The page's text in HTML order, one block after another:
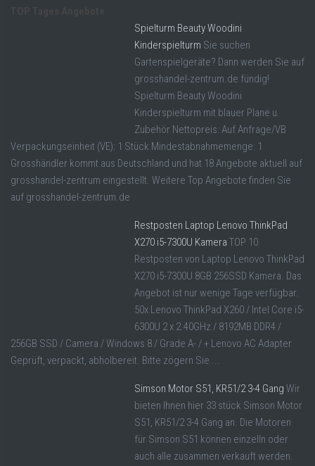
Spielturm Beauty Woodini
Kinderspielturm Sie suchen
Gartenspielgeräte? Dann werden Sie auf
grosshandel-zentrum.de fündig!
Spielturm Beauty Woodini
Kinderspielturm mit blauer Plane u.
Zubehör Nettopreis: Auf Anfrage/VB
Verpackungseinheit (VE): 1 Stück Mindestabnahmemenge: 1
Grosshändler kommt aus Deutschland und hat 18 Angebote aktuell auf
grosshandel-zentrum eingestellt. Weitere Top Angebote finden Sie
auf grosshandel-zentrum.de
Restposten Laptop Lenovo ThinkPad
X270 i5-7300U Kamera TOP 10
Restposten von Laptop Lenovo ThinkPad
X270 i5-7300U 8GB 256SSD Kamera. Das
Angebot ist nur wenige Tage verfügbar.
50x Lenovo ThinkPad X260 / Intel Core i5-
6300U 2 x 2.40GHz / 8192MB DDR4 /
256GB SSD / Camera / Windows 8 / Grade A- / + Lenovo AC Adapter
Geprüft, verpackt, abholbereit. Bitte zögern Sie ...
Simson Motor S51, KR51/2 3-4 Gang Wir
bieten Ihnen hier 33 stück Simson Motor
S51, KR51/2 3-4 Gang an. Die Motoren
für Simson S51 können einzelln oder
auch alle zusammen verkauft werden.